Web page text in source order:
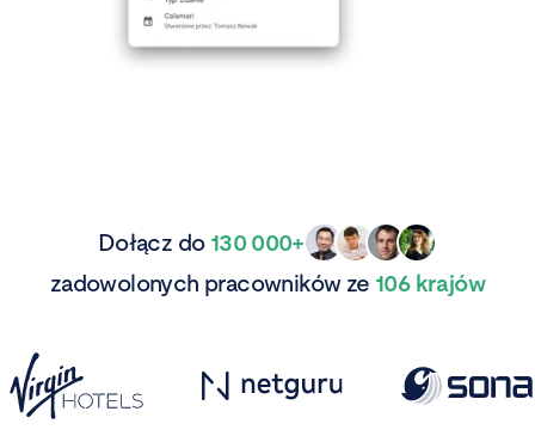
Dołącz do 130 000+
zadowolonych pracowników ze 106 krajów